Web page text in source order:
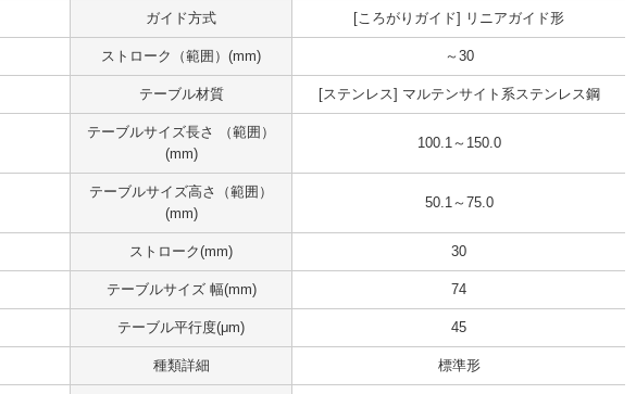
ガイド方式 [ころがりガイド] リニアガイド形
ストローク（範囲）(mm) ～30
テーブル材質 [ステンレス] マルテンサイト系ステンレス鋼
テーブルサイズ長さ （範囲）
(mm)
100.1～150.0
テーブルサイズ高さ（範囲）
(mm)
50.1～75.0
ストローク(mm) 30
テーブルサイズ 幅(mm) 74
テーブル平行度(μm) 45
種類詳細 標準形